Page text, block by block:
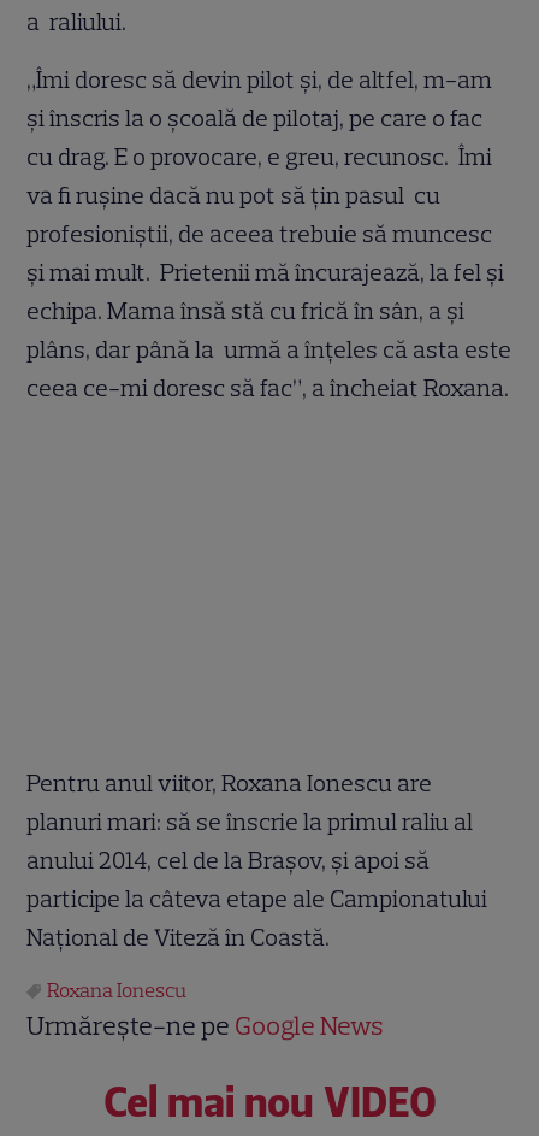
a raliului.
„Îmi doresc să devin pilot și, de altfel, m-am
și înscris la o școală de pilotaj, pe care o fac
cu drag. E o provocare, e greu, recunosc. Îmi
va fi rușine dacă nu pot să țin pasul cu
profesioniștii, de aceea trebuie să muncesc
și mai mult. Prietenii mă încurajează, la fel și
echipa. Mama însă stă cu frică în sân, a și
plâns, dar până la urmă a înțeles că asta este
ceea ce-mi doresc să fac”, a încheiat Roxana.
Pentru anul viitor, Roxana Ionescu are
planuri mari: să se înscrie la primul raliu al
anului 2014, cel de la Brașov, și apoi să
participe la câteva etape ale Campionatului
Național de Viteză în Coastă.
Roxana Ionescu
Urmărește-ne pe Google News
Cel mai nou VIDEO